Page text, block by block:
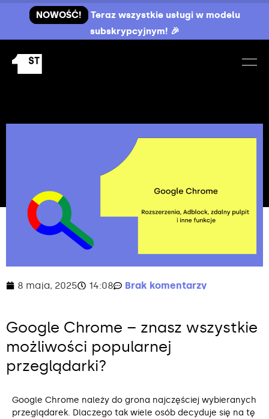
NOWOŚĆ!
Teraz wszystkie usługi w modelu
subskrypcyjnym! 🎉
8 maja, 2025 14:08 Brak komentarzy
Google Chrome – znasz wszystkie
możliwości popularnej
przeglądarki?
Google Chrome należy do grona najczęściej wybieranych
przeglądarek. Dlaczego tak wiele osób decyduje się na tę